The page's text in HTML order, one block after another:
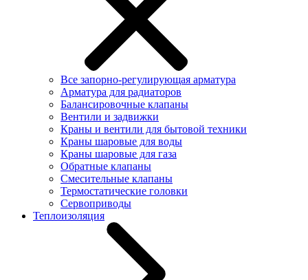
Все запорно-регулирующая арматура
Арматура для радиаторов
Балансировочные клапаны
Вентили и задвижки
Краны и вентили для бытовой техники
Краны шаровые для воды
Краны шаровые для газа
Обратные клапаны
Смесительные клапаны
Термостатические головки
Сервоприводы
Теплоизоляция